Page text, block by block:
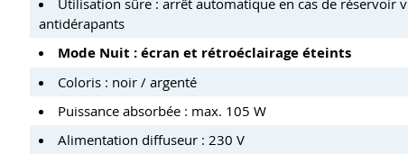
Utilisation sûre : arrêt automatique en cas de réservoir
antidérapants
Mode Nuit : écran et rétroéclairage éteints
Coloris : noir / argenté
Puissance absorbée : max. 105 W
Alimentation diffuseur : 230 V